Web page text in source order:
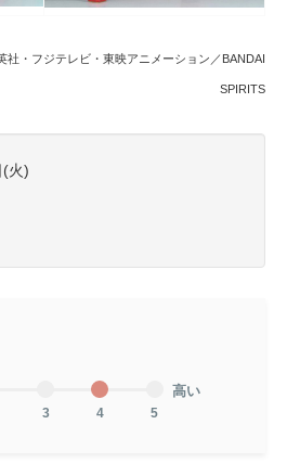
・フジテレビ・東映アニメーション／BANDAI
SPIRITS
火)
3 4 5
高い